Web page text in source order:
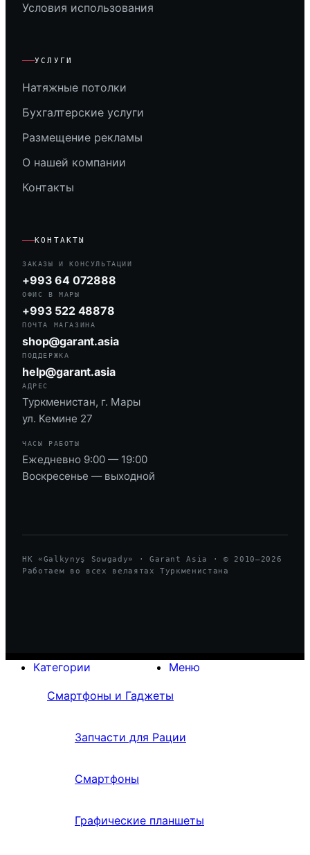
Условия использования
УСЛУГИ
Натяжные потолки
Бухгалтерские услуги
Размещение рекламы
О нашей компании
Контакты
КОНТАКТЫ
ЗАКАЗЫ И КОНСУЛЬТАЦИИ
+993 64 072888
ОФИС В МАРЫ
+993 522 48878
ПОЧТА МАГАЗИНА
shop@garant.asia
ПОДДЕРЖКА
help@garant.asia
АДРЕС
Туркменистан, г. Мары
ул. Кемине 27
ЧАСЫ РАБОТЫ
Ежедневно 9:00 — 19:00
Воскресенье — выходной
HK «Galkynyş Sowgady» · Garant Asia · © 2010—2026
Работаем во всех велаятах Туркменистана
Меню
Категории
Смартфоны и Гаджеты
Запчасти для Рации
Смартфоны
Графические планшеты